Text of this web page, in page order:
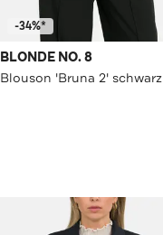
-34%*
BLONDE NO. 8
Blouson 'Bruna 2' schwarz